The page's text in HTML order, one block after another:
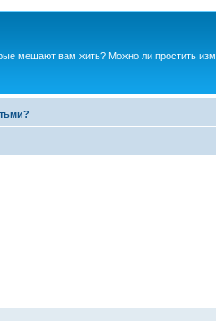
мешают вам жить? Можно ли простить